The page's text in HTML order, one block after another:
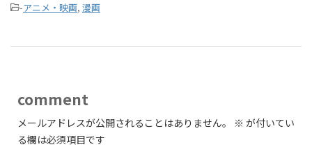
-アニメ・映画, 漫画
comment
メールアドレスが公開されることはありません。 ※ が付いてい
る欄は必須項目です